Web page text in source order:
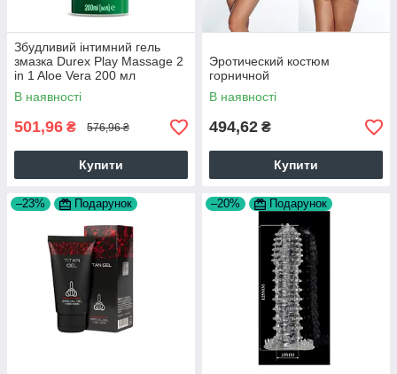
Збудливий інтимний гель
змазка Durex Play Massage 2
in 1 Aloe Vera 200 мл
В наявності
501,96 ₴ 576,96 ₴
Купити
Эротический костюм
горничной
В наявності
494,62 ₴
Купити
–23% Подарунок –20% Подарунок